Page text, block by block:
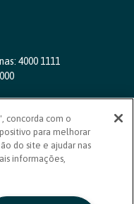
4000 1111
das 8h às 20h)
concorda com o
para melhorar
do site e ajudar nas
informações,